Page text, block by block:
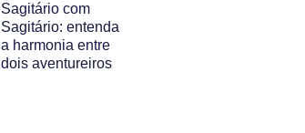
Sagitário com
Sagitário: entenda
a harmonia entre
dois aventureiros